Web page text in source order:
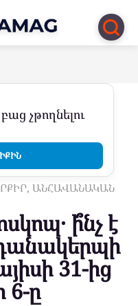
չթողնելու
ԱՆՀԱՎԱՆԱԿԱՆ
ի՞նչ է
31-ից
6-ը